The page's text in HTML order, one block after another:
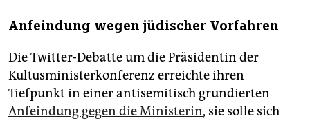
Anfeindung wegen jüdischer Vorfahren
Die Twitter-Debatte um die Präsidentin der
Kultusministerkonferenz erreichte ihren
Tiefpunkt in einer antisemitisch grundierten
Anfeindung gegen die Ministerin, sie solle sich